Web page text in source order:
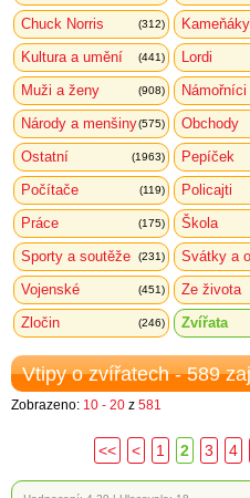
Chuck Norris (312) Kameňáky
Kultura a umění (441) Lordi
Muži a ženy (908) Námořníci
Národy a menšiny(575) Obchody
Ostatní (1963) Pepíček
Počítače (119) Policajti
Práce (175) Škola
Sporty a soutěže (231) Svátky a
Vojenské (451) Ze života
Zločin (246) Zvířata
Vtipy o zvířatech - 589
Zobrazeno: 10 - 20 z 581
<< < 1 2 3 4